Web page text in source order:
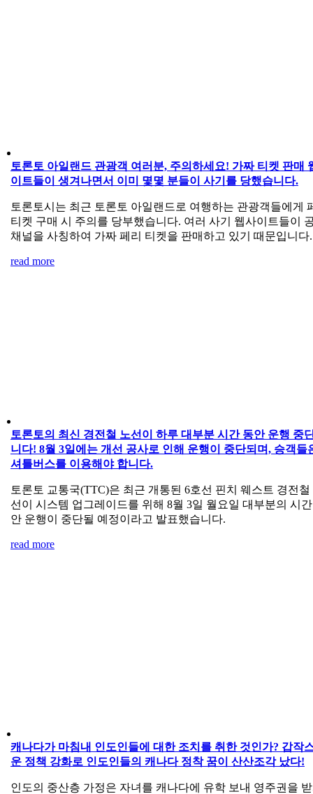
토론토 아일랜드 관광객 여러분, 주의하세요! 가짜 티켓 판매
이트들이 생겨나면서 이미 몇몇 분들이 사기를 당했습니다.
토론토시는 최근 토론토 아일랜드로 여행하는 관광객들에게
티켓 구매 시 주의를 당부했습니다. 여러 사기 웹사이트들이
채널을 사칭하여 가짜 페리 티켓을 판매하고 있기 때문입니다.
read more
토론토의 최신 경전철 노선이 하루 대부분 시간 동안 운행 중
니다! 8월 3일에는 개선 공사로 인해 운행이 중단되며, 승객들
셔틀버스를 이용해야 합니다.
토론토 교통국(TTC)은 최근 개통된 6호선 핀치 웨스트 경전철
선이 시스템 업그레이드를 위해 8월 3일 월요일 대부분의 시
안 운행이 중단될 예정이라고 발표했습니다.
read more
캐나다가 마침내 인도인들에 대한 조치를 취한 것인가? 갑작
운 정책 강화로 인도인들의 캐나다 정착 꿈이 산산조각 났다!
인도의 중산층 가정은 자녀를 캐나다에 유학 보내 영주권을